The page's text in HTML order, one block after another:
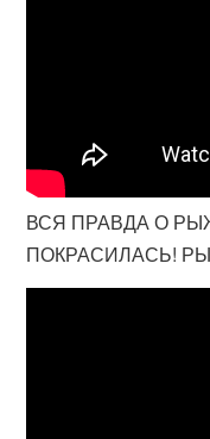
ВСЯ ПРАВДА О
ПОКРАСИЛАСЬ!